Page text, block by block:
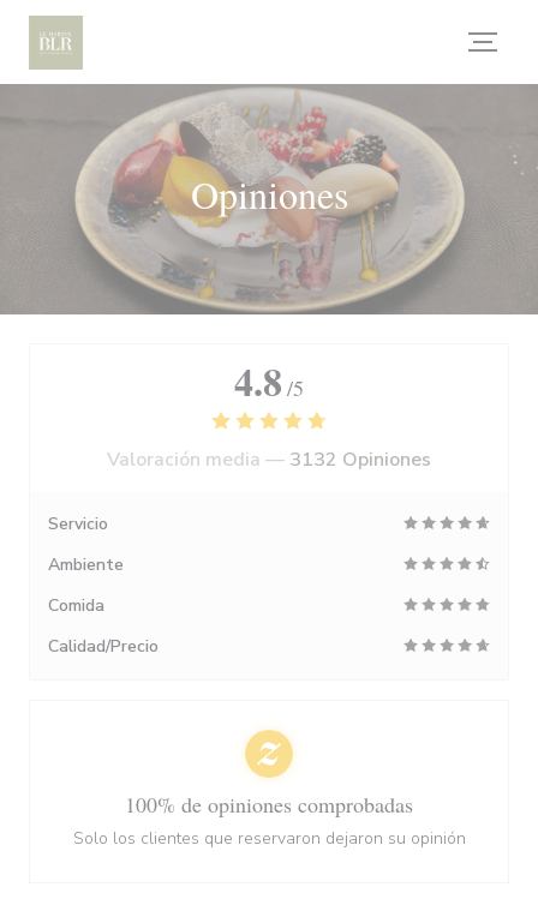
Personalización de sus opciones de cookies
Opiniones
4.8 /5
Valoración media — 3132 Opiniones
Servicio
Ambiente
Comida
Calidad/Precio
100% de opiniones comprobadas
Solo los clientes que reservaron dejaron su opinión